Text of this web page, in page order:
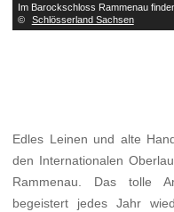
Im Barockschloss Rammenau
©
Schlösserland Sachsen
Edles Leinen und alte
den Internationalen
Rammenau. Das tolle
begeistert jedes Jahr